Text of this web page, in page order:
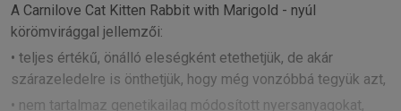
A Carnilove Cat Kitten Rabbit with Marigold - nyúl
körömvirággal jellemzői:
• teljes értékű, önálló eleségként etethetjük, de akár
szárazeledelre is önthetjük, hogy még vonzóbbá tegyük azt,
• nem tartalmaz genetikailag módosított nyersanyagokat,